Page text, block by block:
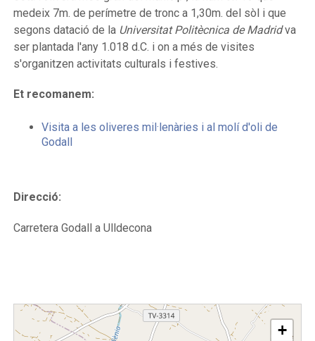
medeix 7m. de perímetre de tronc a 1,30m. del sòl i que
segons datació de la Universitat Politècnica de Madridva
ser plantada l'any 1.018 d.C. i on a més de visites
s'organitzen activitats culturals i festives.
Et recomanem:
Visita a les oliveres mil·lenàries i al molí d'oli de
Godall
Direcció:
Carretera Godall a Ulldecona
+